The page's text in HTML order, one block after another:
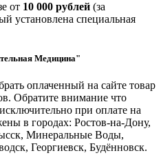
от 10 000 рублей (за
установлена специальная
Медицина"
оплаченный на сайте товар
Обратите внимание что
при оплате на
в городах: Ростов-на-Дону,
Минеральные Воды,
Георгиевск, Будённовск.